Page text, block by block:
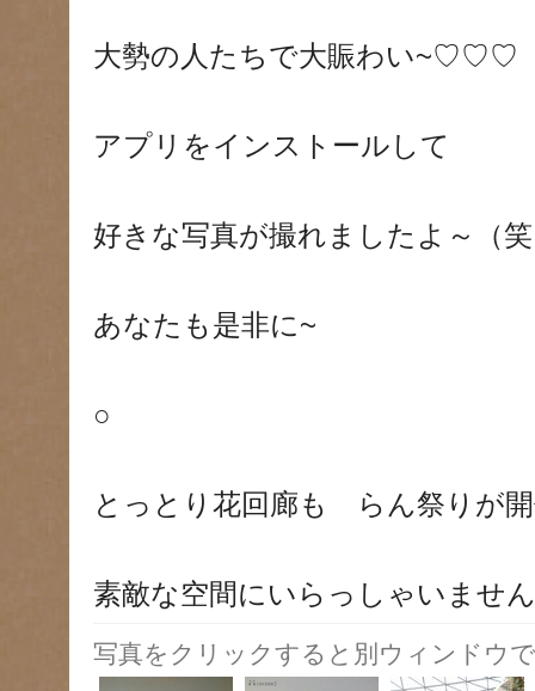
大勢の人たちで大賑わい~♡♡♡
アプリをインストールして
好きな写真が撮れましたよ～（
あなたも是非に~
○
とっとり花回廊も らん祭りが
素敵な空間にいらっしゃいませ
写真をクリックすると別ウィンドウ